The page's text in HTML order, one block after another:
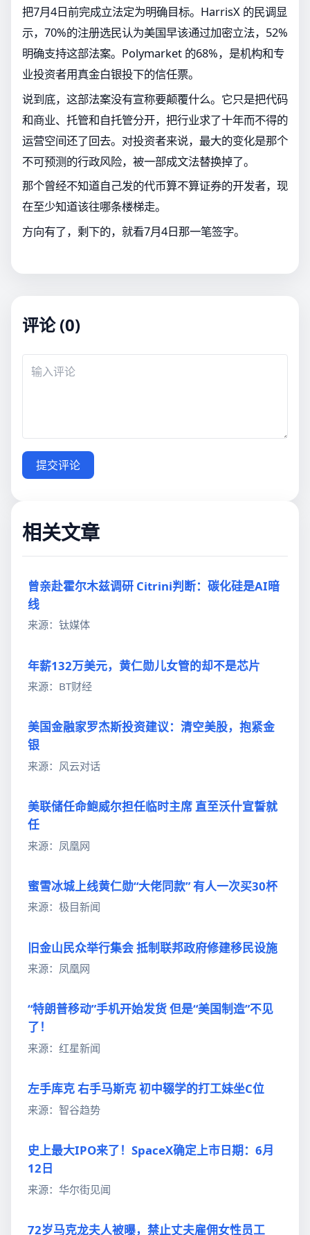
把7月4日前完成立法定为明确目标。HarrisX 的民调显
示，70%的注册选民认为美国早该通过加密立法，52%
明确支持这部法案。Polymarket 的68%，是机构和专
业投资者用真金白银投下的信任票。
说到底，这部法案没有宣称要颠覆什么。它只是把代码
和商业、托管和自托管分开，把行业求了十年而不得的
运营空间还了回去。对投资者来说，最大的变化是那个
不可预测的行政风险，被一部成文法替换掉了。
那个曾经不知道自己发的代币算不算证券的开发者，现
在至少知道该往哪条楼梯走。
方向有了，剩下的，就看7月4日那一笔签字。
评论 (0)
提交评论
相关文章
曾亲赴霍尔木兹调研 Citrini判断：碳化硅是AI暗
线
来源：钛媒体
年薪132万美元，黄仁勋儿女管的却不是芯片
来源：BT财经
美国金融家罗杰斯投资建议：清空美股，抱紧金
银
来源：风云对话
美联储任命鲍威尔担任临时主席 直至沃什宣誓就
任
来源：凤凰网
蜜雪冰城上线黄仁勋“大佬同款” 有人一次买30杯
来源：极目新闻
旧金山民众举行集会 抵制联邦政府修建移民设施
来源：凤凰网
“特朗普移动”手机开始发货 但是“美国制造”不见
了！
来源：红星新闻
左手库克 右手马斯克 初中辍学的打工妹坐C位
来源：智谷趋势
史上最大IPO来了！SpaceX确定上市日期：6月
12日
来源：华尔街见闻
72岁马克龙夫人被曝，禁止丈夫雇佣女性员工